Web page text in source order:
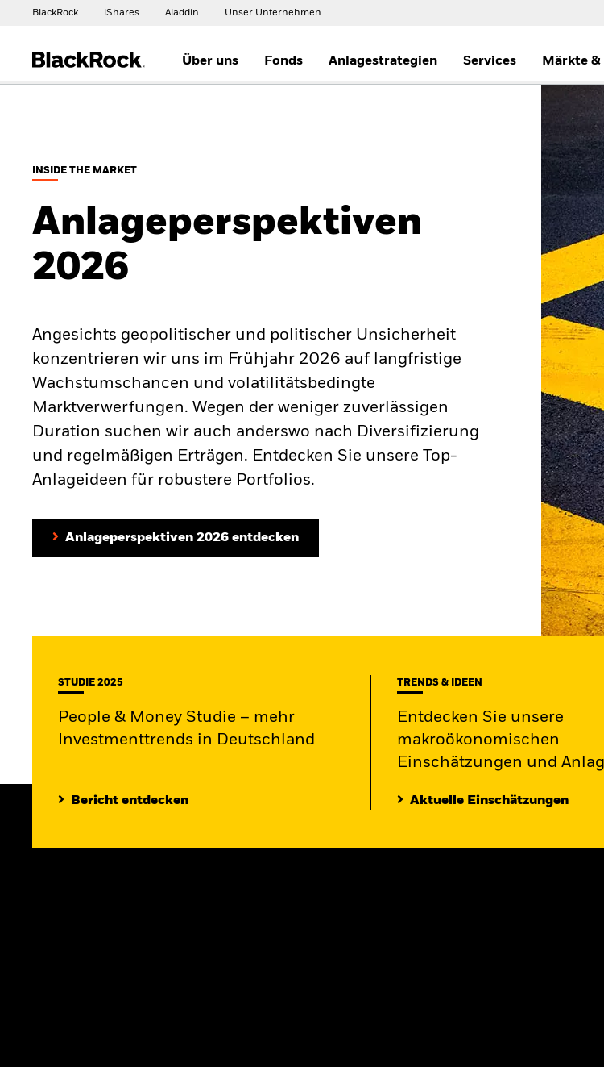
BlackRock iShares Aladdin Unser Unternehmen
Über uns Fonds Anlagestrategien Services Märkte &
INSIDE THE MARKET
Anlageperspektiven
2026
Angesichts geopolitischer und politischer Unsicherheit
konzentrieren wir uns im Frühjahr 2026 auf langfristige
Wachstumschancen und volatilitätsbedingte
Marktverwerfungen. Wegen der weniger zuverlässigen
Duration suchen wir auch anderswo nach Diversifizierung
und regelmäßigen Erträgen. Entdecken Sie unsere Top-
Anlageideen für robustere Portfolios.
Anlageperspektiven 2026 entdecken
STUDIE 2025
People & Money Studie – mehr
Investmenttrends in Deutschland
Bericht entdecken
TRENDS & IDEEN
Entdecken Sie unsere
makroökonomischen
Einschätzungen und
Aktuelle Einschätzungen